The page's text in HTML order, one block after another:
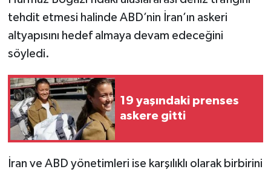
tehdit etmesi halinde ABD’nin İran’ın askeri
altyapısını hedef almaya devam edeceğini
söyledi.
19 yaşındaki prenses
askere gitti
İran ve ABD yönetimleri ise karşılıklı olarak birbirini